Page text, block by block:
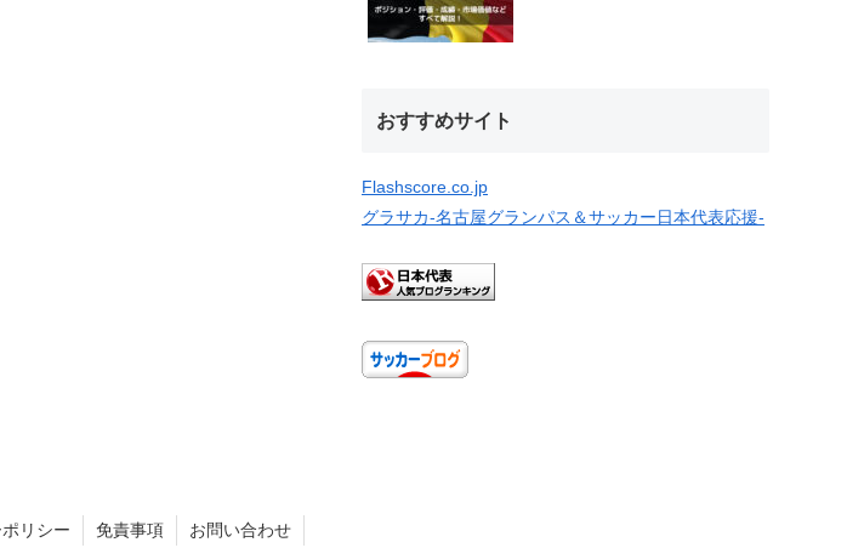
おすすめサイト
Flashscore.co.jp
グラサカ‐名古屋グランパス＆サッカー日本代表応援‐
リシー 免責事項 お問い合わせ